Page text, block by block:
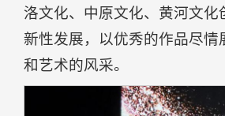
洛文化、中原文化、黄河文化
新性发展，以优秀的作品尽情
和艺术的风采。